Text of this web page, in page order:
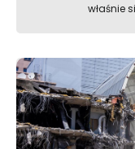
właśnie